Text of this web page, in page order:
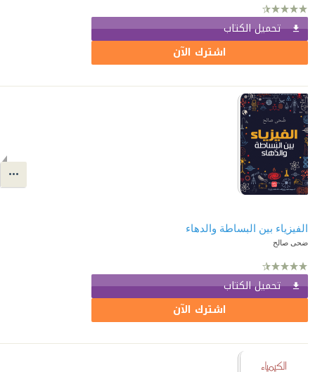
تحميل الكتاب
اشترك الآن
الفيزياء بين البساطة والدهاء
ضحى صالح
تحميل الكتاب
اشترك الآن